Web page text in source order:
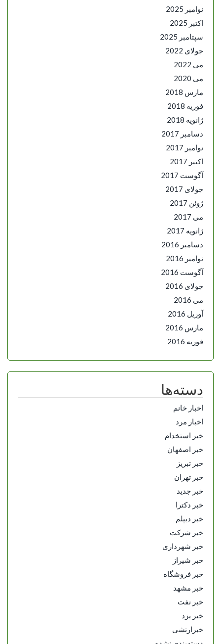
نوامبر 2025
اکتبر 2025
سپتامبر 2025
جولای 2022
می 2022
می 2020
مارس 2018
فوریه 2018
ژانویه 2018
دسامبر 2017
نوامبر 2017
اکتبر 2017
آگوست 2017
جولای 2017
ژوئن 2017
می 2017
ژانویه 2017
دسامبر 2016
نوامبر 2016
آگوست 2016
جولای 2016
می 2016
آوریل 2016
مارس 2016
فوریه 2016
دسته‌ها
اخبار خانم
اخبار مرد
خبر استخدام
خبر اصفهان
خبر تبریز
خبر تهران
خبر جدید
خبر دکترا
خبر دیپلم
خبر شرکت
خبر شهرداری
خبر شیراز
خبر فروشگاه
خبر مشهد
خبر نفت
خبر یزد
خبرارتشی